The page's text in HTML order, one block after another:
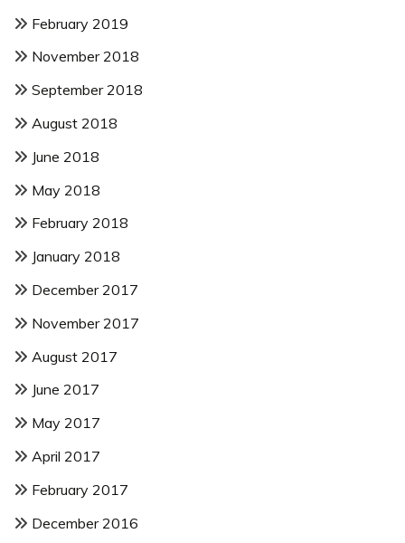
February 2019
November 2018
September 2018
August 2018
June 2018
May 2018
February 2018
January 2018
December 2017
November 2017
August 2017
June 2017
May 2017
April 2017
February 2017
December 2016